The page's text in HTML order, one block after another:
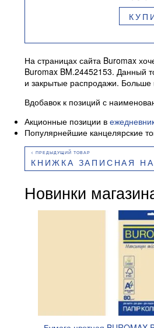
На страницах сайта Buromax
Buromax BM.24452153. Данный
и закрытые распродажи.
Вдобавок к позиций с
Акционные позиции в
Популярнейшие канцелярские
КНИЖКА ЗАПИСНАЯ НА ПРУЖИНЕ
Новинки